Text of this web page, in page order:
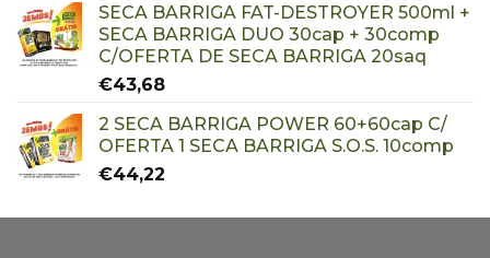
SECA BARRIGA FAT-DESTROYER 500ml +
SECA BARRIGA DUO 30cap + 30comp
C/OFERTA DE SECA BARRIGA 20saq
€43,68
2 SECA BARRIGA POWER 60+60cap C/
OFERTA 1 SECA BARRIGA S.O.S. 10comp
€44,22